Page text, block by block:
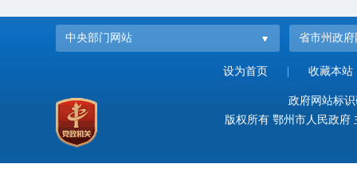
中央部门网站 省市州政府
设为首页 收藏本站
政府网站标
版权所有 鄂州市人民政府